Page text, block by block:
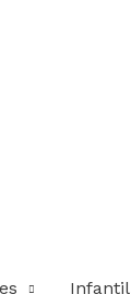
Infantil